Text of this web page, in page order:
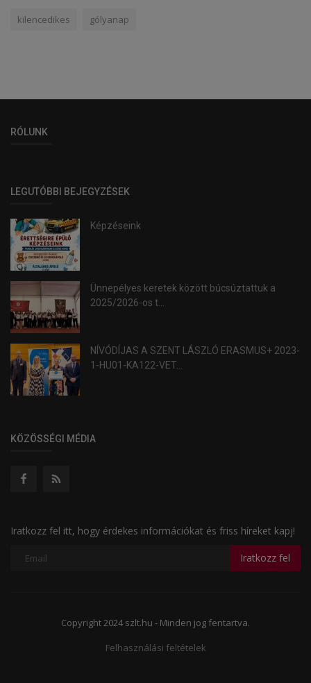
kilencedikes gólyanap
RÓLUNK
LEGUTÓBBI BEJEGYZÉSEK
Képzéseink
Ünnepélyes keretek között búcsúztattuk a
2025/2026-os t...
NÍVÓDÍJAS A SZENT LÁSZLÓ ERASMUS+ 2023-
1-HU01-KA122-VET...
KÖZÖSSÉGI MÉDIA
Iratkozz fel itt, hogy érdekes információkat és friss híreket kapj!
Iratkozz fel
Copyright 2024 szlt.hu - Minden jog fentartva.
Felhasználási feltételek